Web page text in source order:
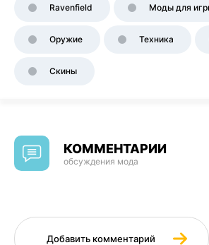
Ravenfield Моды для
Оружие Техника
Скины
КОММЕНТАРИИ
обсуждения мода
Добавить комментарий